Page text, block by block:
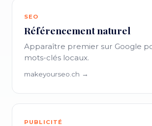
SEO
Référencement naturel
Apparaître premier sur Google
mots-clés locaux.
makeyourseo.ch →
PUBLICITÉ